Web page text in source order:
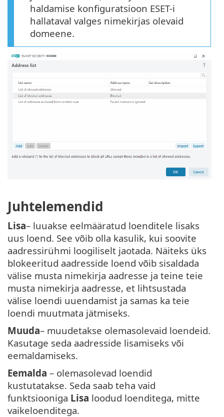
haldamise konfiguratsioon ESET-i
hallataval valges nimekirjas olevaid
domeene.
Juhtelemendid
Lisa– luuakse eelmääratud loenditele lisaks
uus loend. See võib olla kasulik, kui soovite
aadressirühmi loogiliselt jaotada. Näiteks üks
blokeeritud aadresside loend võib sisaldada
välise musta nimekirja aadresse ja teine teie
musta nimekirja aadresse, et lihtsustada
välise loendi uuendamist ja samas ka teie
loendi muutmata jätmiseks.
Muuda– muudetakse olemasolevaid loendeid.
Kasutage seda aadresside lisamiseks või
eemaldamiseks.
Eemalda – olemasolevad loendid
kustutatakse. Seda saab teha vaid
funktsiooniga Lisa loodud loenditega, mitte
vaikeloenditega.